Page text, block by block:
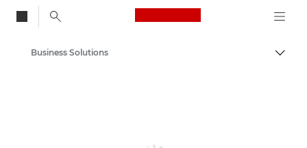
Canon Logo, back
Skift
Business Solutions